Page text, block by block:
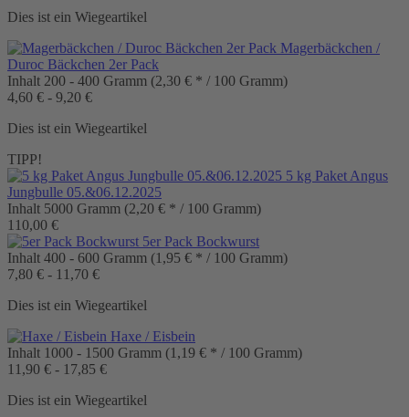
Dies ist ein Wiegeartikel
Magerbäckchen /
Duroc Bäckchen 2er Pack
Inhalt 200 - 400 Gramm (2,30 € * / 100 Gramm)
4,60 € - 9,20 €
Dies ist ein Wiegeartikel
TIPP!
5 kg Paket Angus
Jungbulle 05.&06.12.2025
Inhalt 5000 Gramm (2,20 € * / 100 Gramm)
110,00 €
5er Pack Bockwurst
Inhalt 400 - 600 Gramm (1,95 € * / 100 Gramm)
7,80 € - 11,70 €
Dies ist ein Wiegeartikel
Haxe / Eisbein
Inhalt 1000 - 1500 Gramm (1,19 € * / 100 Gramm)
11,90 € - 17,85 €
Dies ist ein Wiegeartikel